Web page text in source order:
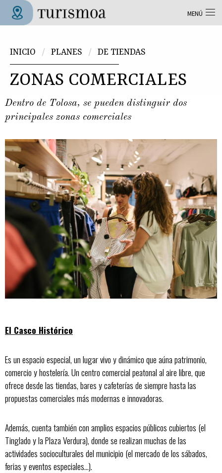
Pasar al contenido principal
INICIO
PLANES DE TIENDAS
ZONAS COMERCIALES
Dentro de Tolosa, se pueden distinguir dos
principales zonas comerciales
El Casco Histórico
Es un espacio especial, un lugar vivo y dinámico que aúna patrimonio,
comercio y hostelería. Un centro comercial peatonal al aire libre, que
ofrece desde las tiendas, bares y cafeterías de siempre hasta las
propuestas comerciales más modernas e innovadoras.
Además, cuenta también con amplios espacios públicos cubiertos (el
Tinglado y la Plaza Verdura), donde se realizan muchas de las
actividades socioculturales del municipio (el mercado de los sábados,
ferias y eventos especiales...).
MENÚ